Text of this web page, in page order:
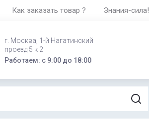
Как заказать товар ? Знания-сила!
г. Москва, 1-й Нагатинский
проезд 5 к 2
Работаем: с 9:00 до 18:00